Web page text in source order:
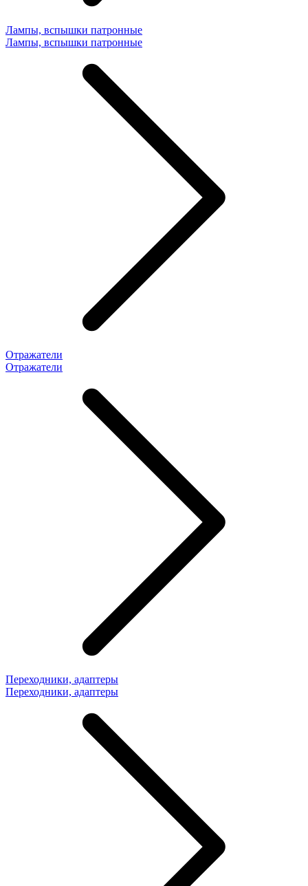
Лампы, вспышки патронные
Лампы, вспышки патронные
Отражатели
Отражатели
Переходники, адаптеры
Переходники, адаптеры